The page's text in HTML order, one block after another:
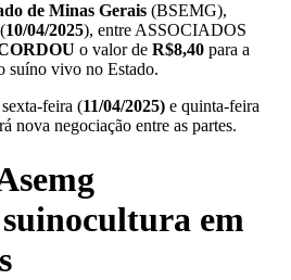
de Minas Gerais (BSEMG),
10/04/2025), entre ASSOCIADOS
o valor de R$8,40 para a
suíno vivo no Estado.
feira (11/04/2025) e quinta-feira
nova negociação entre as partes.
em